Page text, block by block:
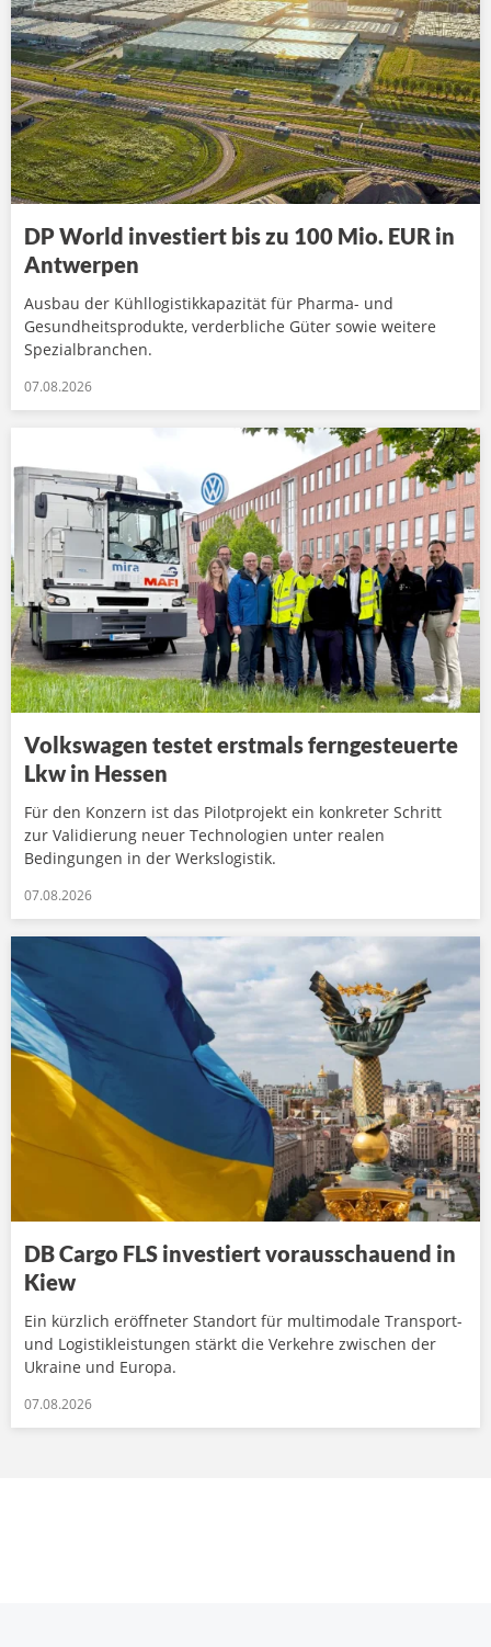
DP World investiert bis zu 100 Mio. EUR in
Antwerpen
Ausbau der Kühllogistikkapazität für Pharma- und
Gesundheitsprodukte, verderbliche Güter sowie weitere
Spezialbranchen.
07.08.2026
Volkswagen testet erstmals ferngesteuerte
Lkw in Hessen
Für den Konzern ist das Pilotprojekt ein konkreter Schritt
zur Validierung neuer Technologien unter realen
Bedingungen in der Werkslogistik.
07.08.2026
DB Cargo FLS investiert vorausschauend in
Kiew
Ein kürzlich eröffneter Standort für multimodale Transport-
und Logistikleistungen stärkt die Verkehre zwischen der
Ukraine und Europa.
07.08.2026